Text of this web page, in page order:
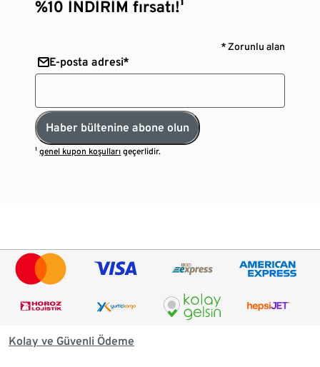
%10 İNDİRİM fırsatı!¹
* Zorunlu alan
E-posta adresi*
Haber bültenine abone olun
¹genel kupon koşulları geçerlidir.
Kolay ve Güvenli Ödeme